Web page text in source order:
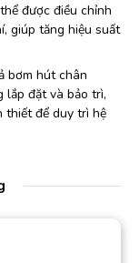
được điều chỉnh
giúp tăng hiệu suất
bơm hút chân
lắp đặt và bảo trì,
thiết để duy trì hệ